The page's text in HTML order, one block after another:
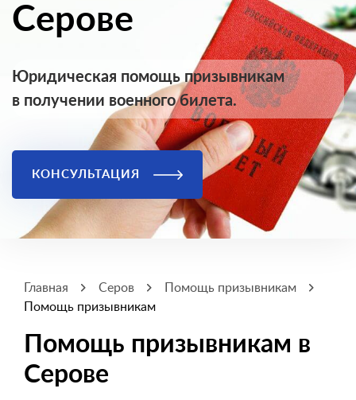
Серове
Юридическая помощь призывникам
в получении военного билета.
КОНСУЛЬТАЦИЯ
Главная Серов
Помощь призывникам
Помощь призывникам
Помощь призывникам в
Серове